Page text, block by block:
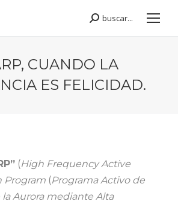
Buscar:
buscar...
CUANDO LA
ES FELICIDAD.
(High Frequency Active
Program (Programa Activo de
Aurora mediante Alta